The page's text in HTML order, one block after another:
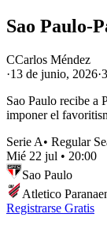
Sao Paulo-
CCarlos Méndez
·13 de junio, 2026·
Sao Paulo recibe a
imponer el
Serie A• Regular
Mié 22 jul • 20:00
Sao Paulo
Atletico
Registrarse Gratis